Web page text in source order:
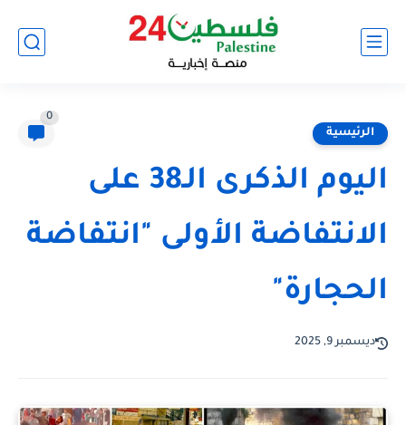
الرئيسية
0
اليوم الذكرى الـ38 على
الانتفاضة الأولى "انتفاضة
الحجارة"
ديسمبر 9, 2025